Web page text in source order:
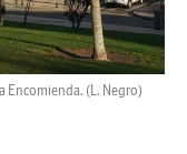
Encomienda. (L. Negro)